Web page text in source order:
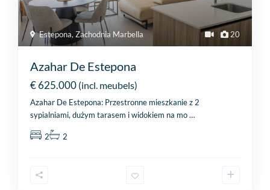
20
Estepona,Zachodnia Marbella
Azahar De Estepona
€ 625.000 (incl. meubels)
Azahar De Estepona: Przestronne mieszkanie z 2
sypialniami, dużym tarasem i widokiem na mo…
2 2